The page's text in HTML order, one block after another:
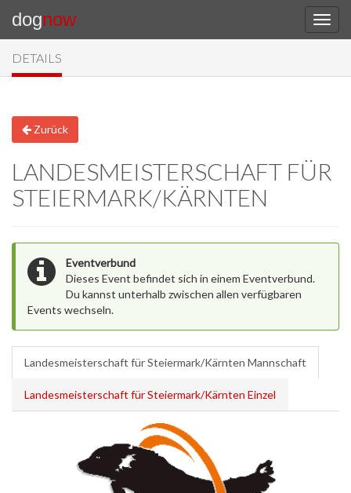
dognow
DETAILS
Zurück
LANDESMEISTERSCHAFT FÜR
STEIERMARK/KÄRNTEN
Eventverbund
Dieses Event befindet sich in einem Eventverbund.
Du kannst unterhalb zwischen allen verfügbaren
Events wechseln.
Landesmeisterschaft für Steiermark/Kärnten Mannschaft
Landesmeisterschaft für Steiermark/Kärnten Einzel